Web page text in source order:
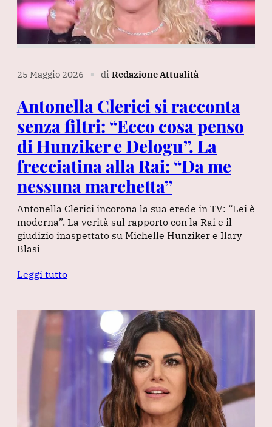
25 Maggio 2026 ∎ di Redazione Attualità
Antonella Clerici si racconta
senza filtri: “Ecco cosa penso
di Hunziker e Delogu”. La
frecciatina alla Rai: “Da me
nessuna marchetta”
Antonella Clerici incorona la sua erede in TV: “Lei è
moderna”. La verità sul rapporto con la Rai e il
giudizio inaspettato su Michelle Hunziker e Ilary
Blasi
Leggi tutto